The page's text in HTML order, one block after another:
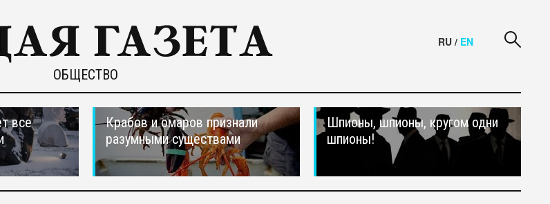
ОБЩЕСТВО
RU / EN
все
Крабов и омаров признали
разумными существами
Шпионы, шпионы, кругом одни
шпионы!